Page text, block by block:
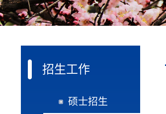
招生工作
硕士招生